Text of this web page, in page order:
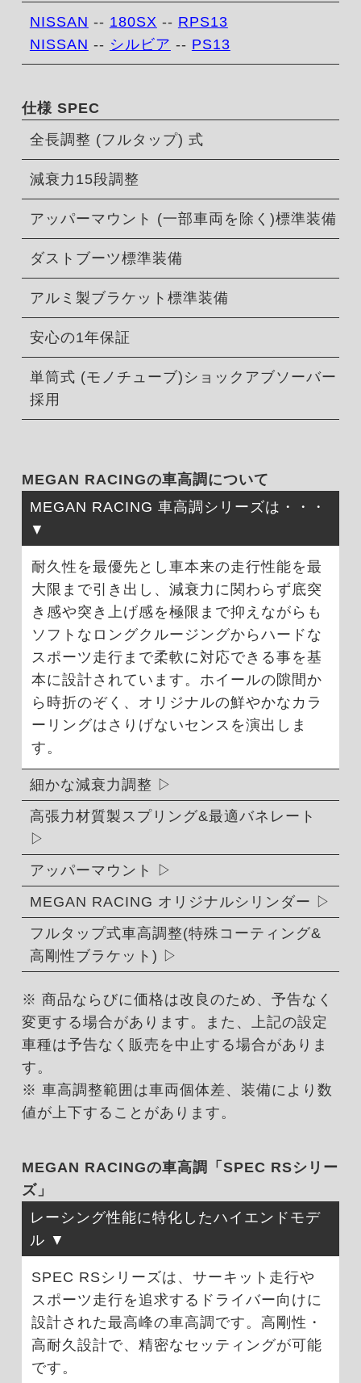
NISSAN -- 180SX -- RPS13
NISSAN -- シルビア -- PS13
仕様 SPEC
全長調整 (フルタップ) 式
減衰力15段調整
アッパーマウント (一部車両を除く)標準装備
ダストブーツ標準装備
アルミ製ブラケット標準装備
安心の1年保証
単筒式 (モノチューブ)ショックアブソーバー
採用
MEGAN RACINGの車高調について
MEGAN RACING 車高調シリーズは・・・
耐久性を最優先とし車本来の走行性能を最
大限まで引き出し、減衰力に関わらず底突
き感や突き上げ感を極限まで抑えながらも
ソフトなロングクルージングからハードな
スポーツ走行まで柔軟に対応できる事を基
本に設計されています。ホイールの隙間か
ら時折のぞく、オリジナルの鮮やかなカラ
ーリングはさりげないセンスを演出しま
す。
細かな減衰力調整
高張力材質製スプリング&最適バネレート
アッパーマウント
MEGAN RACING オリジナルシリンダー
フルタップ式車高調整(特殊コーティング&
高剛性ブラケット)
※ 商品ならびに価格は改良のため、予告なく
変更する場合があります。また、上記の設定
車種は予告なく販売を中止する場合がありま
す。
※ 車高調整範囲は車両個体差、装備により数
値が上下することがあります。
MEGAN RACINGの車高調「SPEC RSシリー
ズ」
レーシング性能に特化したハイエンドモデ
ル
SPEC RSシリーズは、サーキット走行や
スポーツ走行を追求するドライバー向けに
設計された最高峰の車高調です。高剛性・
高耐久設計で、精密なセッティングが可能
です。